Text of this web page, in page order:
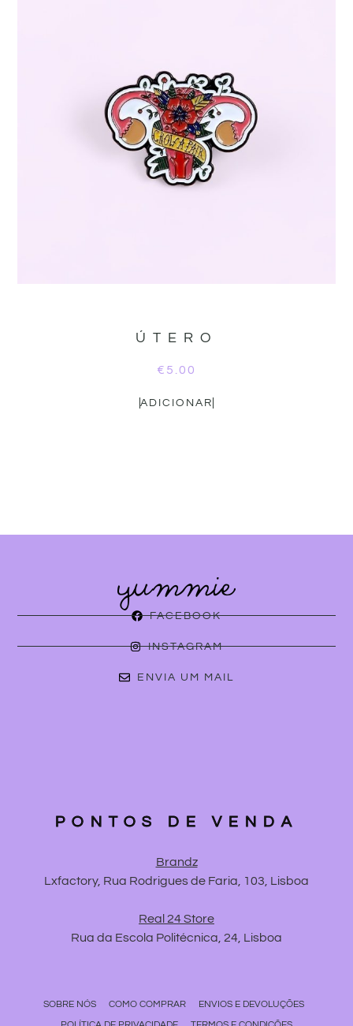
ÚTERO
€ 5.00
ADICIONAR
FACEBOOK
INSTAGRAM
ENVIA UM MAIL
PONTOS DE VENDA
Brandz
Lxfactory, Rua Rodrigues de Faria, 103, Lisboa
Real 24 Store
Rua da Escola Politécnica, 24, Lisboa
SOBRE NÓS COMO COMPRAR
ENVIOS E DEVOLUÇÕES